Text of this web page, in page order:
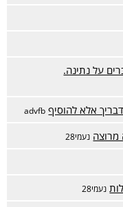
על נתינה.
אלא להוסיף advfb
מרוצה נעמי28
נעמי28